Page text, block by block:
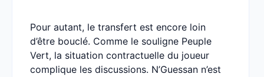
Pour autant, le transfert est encore loin
d’être bouclé. Comme le souligne Peuple
Vert, la situation contractuelle du joueur
complique les discussions. N’Guessan n’est